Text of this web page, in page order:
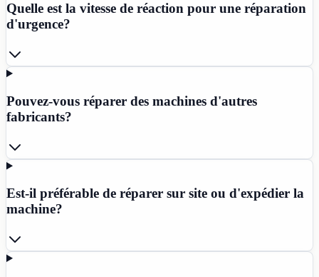
Quelle est la vitesse de réaction pour une réparation
d'urgence?
Pouvez-vous réparer des machines d'autres
fabricants?
Est-il préférable de réparer sur site ou d'expédier la
machine?